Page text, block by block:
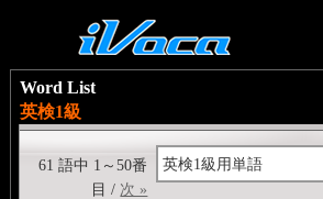
Word List
英検1級
英検1級用単語
61 語中 1～50番
目 / 次 »